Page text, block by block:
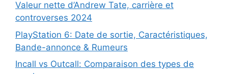
Valeur nette d’Andrew Tate, carrière et
controverses 2024
PlayStation 6: Date de sortie, Caractéristiques,
Bande-annonce & Rumeurs
Incall vs Outcall: Comparaison des types de